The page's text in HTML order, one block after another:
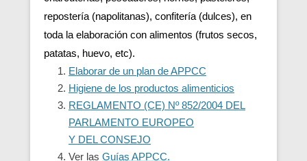
repostería (napolitanas), confitería (dulces), en
toda la elaboración con alimentos (frutos secos,
patatas, huevo, etc).
Elaborar de un plan de APPCC
Higiene de los productos alimenticios
REGLAMENTO (CE) Nº 852/2004 DEL
PARLAMENTO EUROPEO
Y DEL CONSEJO
Ver las Guías APPCC.